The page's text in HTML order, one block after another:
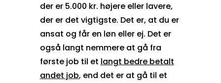
der er 5.000 kr. højere eller lavere,
der er det vigtigste. Det er, at du er
ansat og får en løn eller ej. Det er
også langt nemmere at gå fra
første job til et langt bedre betalt
andet job, end det er at gå til et